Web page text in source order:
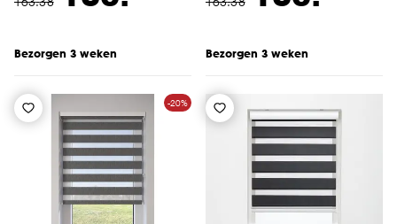
Bezorgen 3 weken Bezorgen 3 weken
-20%